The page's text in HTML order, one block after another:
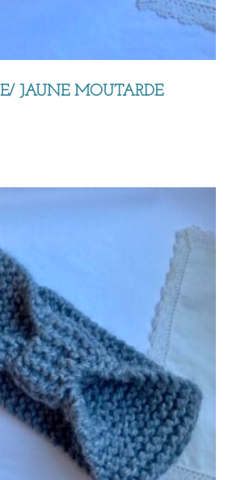
JAUNE MOUTARDE